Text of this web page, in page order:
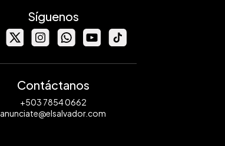
Síguenos
Contáctanos
+503 7854 0662
anunciate@elsalvador.com